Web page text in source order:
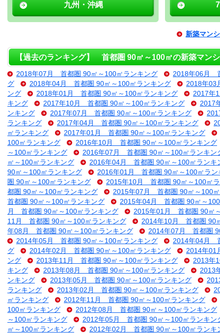
九州・沖縄
新築マン
【過去のランキング】 首都圏 90㎡～100㎡の新築マン
2018年07月 首都圏 90㎡～100㎡ランキング
2018年06月
グ
2018年04月 首都圏 90㎡～100㎡ランキング
2018年03
ング
2018年01月 首都圏 90㎡～100㎡ランキング
2017年
キング
2017年10月 首都圏 90㎡～100㎡ランキング
2017
ンキング
2017年07月 首都圏 90㎡～100㎡ランキング
ランキング
2017年04月 首都圏 90㎡～100㎡ランキング
㎡ランキング
2017年01月 首都圏 90㎡～100㎡ランキング
100㎡ランキング
2016年10月 首都圏 90㎡～100㎡ランキング
～100㎡ランキング
2016年07月 首都圏 90㎡～100㎡ランキン
㎡～100㎡ランキング
2016年04月 首都圏 90㎡～100㎡ランキ
90㎡～100㎡ランキング
2016年01月 首都圏 90㎡～100㎡ラン
圏 90㎡～100㎡ランキング
2015年10月 首都圏 90㎡～100㎡
都圏 90㎡～100㎡ランキング
2015年07月 首都圏 90㎡～100
首都圏 90㎡～100㎡ランキング
2015年04月 首都圏 90㎡～
月 首都圏 90㎡～100㎡ランキング
2015年01月 首都圏 90㎡
11月 首都圏 90㎡～100㎡ランキング
2014年10月 首都圏 90
年08月 首都圏 90㎡～100㎡ランキング
2014年07月 首都圏
2014年05月 首都圏 90㎡～100㎡ランキング
2014年04月
グ
2014年02月 首都圏 90㎡～100㎡ランキング
2014年01
ング
2013年11月 首都圏 90㎡～100㎡ランキング
2013年
キング
2013年08月 首都圏 90㎡～100㎡ランキング
2013
ンキング
2013年05月 首都圏 90㎡～100㎡ランキング
ランキング
2013年02月 首都圏 90㎡～100㎡ランキング
㎡ランキング
2012年11月 首都圏 90㎡～100㎡ランキング
100㎡ランキング
2012年08月 首都圏 90㎡～100㎡ランキング
～100㎡ランキング
2012年05月 首都圏 90㎡～100㎡ランキン
㎡～100㎡ランキング
2012年02月 首都圏 90㎡～100㎡ランキ